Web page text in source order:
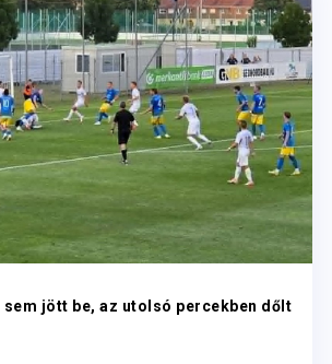
jött be, az utolsó percekben dőlt